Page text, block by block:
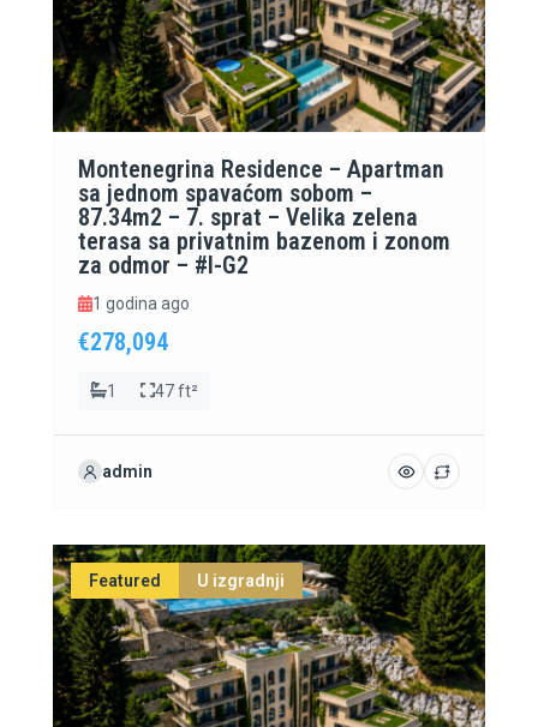
Montenegrina Residence – Apartman
sa jednom spavaćom sobom –
87.34m2 – 7. sprat – Velika zelena
terasa sa privatnim bazenom i zonom
za odmor – #I-G2
1 godina ago
€278,094
1 47 ft²
admin
Featured U izgradnji